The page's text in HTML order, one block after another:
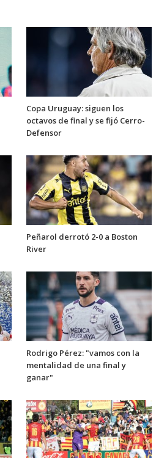
Copa Uruguay: siguen los
octavos de final y se fijó Cerro-
Defensor
Peñarol derrotó 2-0 a Boston
River
Rodrigo Pérez: "vamos con la
mentalidad de una final y
ganar"